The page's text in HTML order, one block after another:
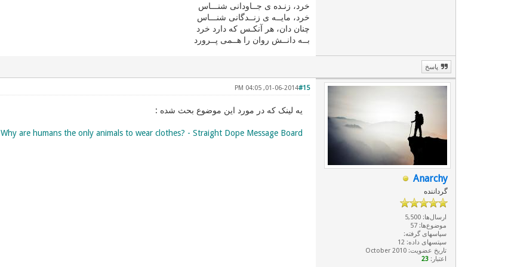
خرد، زنـده ی جــاودانی شنـــاس
خرد، مايــه ی زنــدگانی شنـــاس
چنان دان، هر آنكـس كه دارد خرد
بــه دانــش روان را هــمی پــرورد
پاسخ
Anarchy
گرداننده
ارسال‌ها: 5,500
موضوع‌ها: 57
سپاسهای گرفته:
سپتسهای داده: 12
تاریخ عضویت: October 2010
اعتبار: 23
#15
01-06-2014, 04:05 PM
یه لینک که در مورد این موضوع بحث شده :
Why are humans the only animals to wear clothes? - Straight Dope Message Board